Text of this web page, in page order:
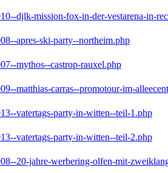
djlk-mission-fox-in-der-vestarena-in-
apres-ski-party--northeim.php
mythos--castrop-rauxel.php
matthias-carras--promotour-im-
vatertags-party-in-witten--teil-1.php
vatertags-party-in-witten--teil-2.php
20-jahre-werbering-olfen-mit-